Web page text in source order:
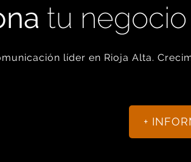
tu
líder en Rioja Alta.
+